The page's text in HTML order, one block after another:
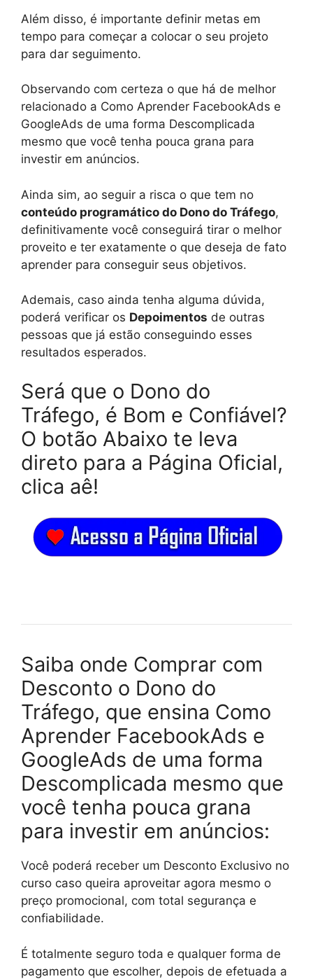
Além disso, é importante definir metas em
tempo para começar a colocar o seu projeto
para dar seguimento.
Observando com certeza o que há de melhor
relacionado a Como Aprender FacebookAds e
GoogleAds de uma forma Descomplicada
mesmo que você tenha pouca grana para
investir em anúncios.
Ainda sim, ao seguir a risca o que tem no
conteúdo programático do Dono do Tráfego,
definitivamente você conseguirá tirar o melhor
proveito e ter exatamente o que deseja de fato
aprender para conseguir seus objetivos.
Ademais, caso ainda tenha alguma dúvida,
poderá verificar os Depoimentos de outras
pessoas que já estão conseguindo esses
resultados esperados.
Será que o Dono do
Tráfego, é Bom e Confiável?
O botão Abaixo te leva
direto para a Página Oficial,
clica aê!
Saiba onde Comprar com
Desconto o Dono do
Tráfego, que ensina Como
Aprender FacebookAds e
GoogleAds de uma forma
Descomplicada mesmo que
você tenha pouca grana
para investir em anúncios:
Você poderá receber um Desconto Exclusivo no
curso caso queira aproveitar agora mesmo o
preço promocional, com total segurança e
confiabilidade.
É totalmente seguro toda e qualquer forma de
pagamento que escolher, depois de efetuada a